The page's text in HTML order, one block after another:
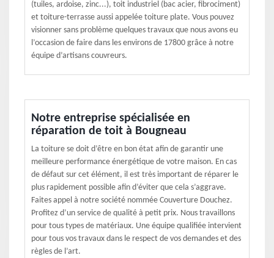
(tuiles, ardoise, zinc...), toit industriel (bac acier, fibrociment)
et toiture-terrasse aussi appelée toiture plate. Vous pouvez
visionner sans problème quelques travaux que nous avons eu
l’occasion de faire dans les environs de 17800 grâce à notre
équipe d’artisans couvreurs.
Notre entreprise spécialisée en
réparation de toit à Bougneau
La toiture se doit d’être en bon état afin de garantir une
meilleure performance énergétique de votre maison. En cas
de défaut sur cet élément, il est très important de réparer le
plus rapidement possible afin d’éviter que cela s’aggrave.
Faites appel à notre société nommée Couverture Douchez.
Profitez d’un service de qualité à petit prix. Nous travaillons
pour tous types de matériaux. Une équipe qualifiée intervient
pour tous vos travaux dans le respect de vos demandes et des
règles de l’art.